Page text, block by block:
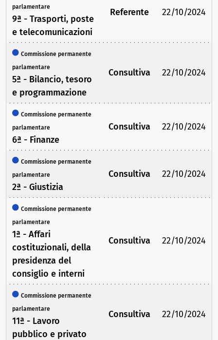
parlamentare
9ª - Trasporti, poste
e telecomunicazioni
Referente 22/10/2024
Commissione permanente
parlamentare
5ª - Bilancio, tesoro
e programmazione
Consultiva 22/10/2024
Commissione permanente
parlamentare
6ª - Finanze
Consultiva 22/10/2024
Commissione permanente
parlamentare
2ª - Giustizia
Consultiva 22/10/2024
Commissione permanente
parlamentare
1ª - Affari
costituzionali, della
presidenza del
consiglio e interni
Consultiva 22/10/2024
Commissione permanente
parlamentare
11ª - Lavoro
pubblico e privato
Consultiva 22/10/2024